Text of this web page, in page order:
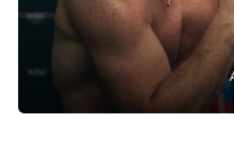
Canelo